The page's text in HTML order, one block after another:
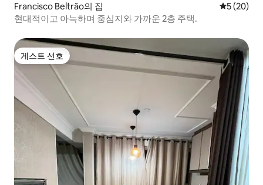
Francisco Beltrão의 집 평점 5점(5
5 (20)
현대적이고 아늑하며 중심지와 가까운 2층 주택.
게스트 선호
게스트 선호